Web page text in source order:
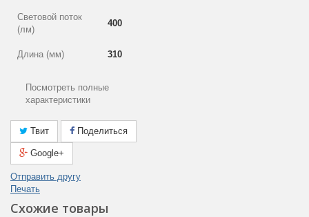
Световой поток
(лм)
400
Длина (мм) 310
Выступ (мм)
Лампы в
комплекте
Да
Площадь
освещения (м2)
Тип крепления
Посмотреть полные
характеристики
Твит Поделиться
Google+
Отправить другу
Печать
Схожие товары